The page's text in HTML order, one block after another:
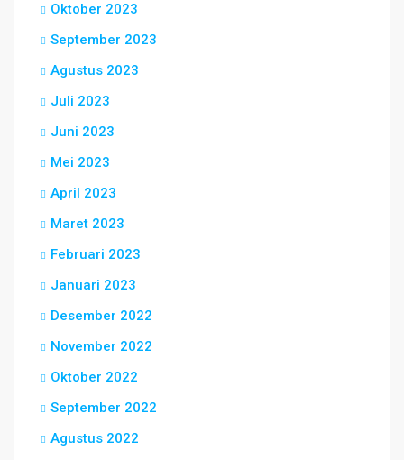
Oktober 2023
September 2023
Agustus 2023
Juli 2023
Juni 2023
Mei 2023
April 2023
Maret 2023
Februari 2023
Januari 2023
Desember 2022
November 2022
Oktober 2022
September 2022
Agustus 2022